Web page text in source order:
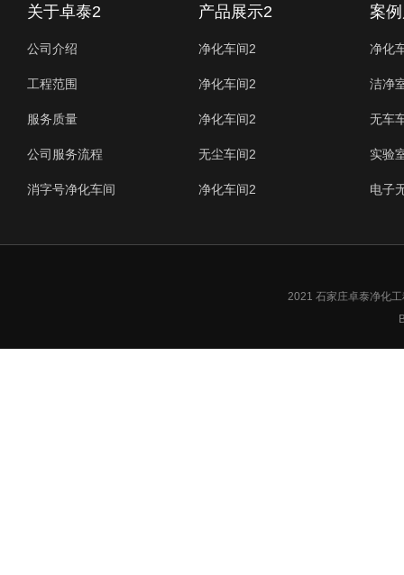
关于卓泰2
公司介绍
工程范围
服务质量
公司服务流程
消字号净化车间
产品展示2
净化车间2
净化车间2
净化车间2
无尘车间2
净化车间2
案
净化
洁净
无车
实验
电子
2021 石家庄卓泰净化